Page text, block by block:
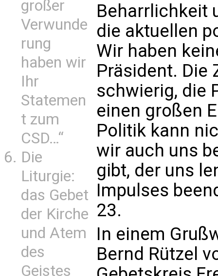
großer
Verwunde
rung
haben wir
Ihr
Statemen
t zum
CSD…“
Die
Liturgie:
das Gebet
der Kirche
und Atem
des
Geistes
Beharrlichkeit
die aktuellen
Wir haben
Präsident. Die
schwierig, die
einen großen
Politik kann
wir auch uns
gibt, der uns
Impulses
23.
In einem
Bernd Rützel